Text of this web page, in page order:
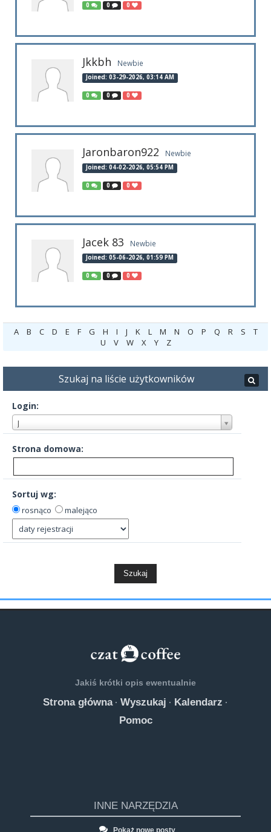
0 0 0
Jkkbh Newbie
Joined: 03-29-2026, 03:14 AM
0 0 0
Jaronbaron922 Newbie
Joined: 04-02-2026, 05:54 PM
0 0 0
Jacek 83 Newbie
Joined: 05-06-2026, 01:59 PM
0 0 0
A B C D E F G H I J K L M N O P Q R S
T
U
V W X Y Z
Szukaj na liście użytkowników
Login:
J
Strona domowa:
Sortuj wg:
rosnąco malejąco
Jakiś krótki opis ewentualnie
Strona główna· Wyszukaj · Kalendarz ·
Pomoc
INNE NARZĘDZIA
Pokaż nowe posty